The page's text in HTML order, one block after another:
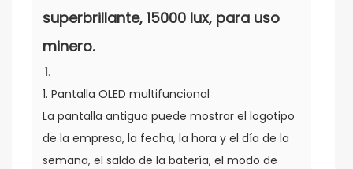
superbrillante, 15000 lux, para uso
minero.
1. Pantalla OLED multifuncional
La pantalla antigua puede mostrar el logotipo
de la empresa, la fecha, la hora y el día de la
semana, el saldo de la batería, el modo de